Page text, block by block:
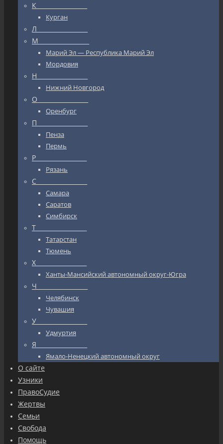
К_________________
Курган
Л_________________
М_________________
Марий Эл — Республика Марий Эл
Мордовия
Н_________________
Нижний Новгород
О_________________
Оренбург
П_________________
Пенза
Пермь
Р_________________
Рязань
С_________________
Самара
Саратов
Симбирск
Т_________________
Татарстан
Тюмень
Х_________________
Ханты-Мансийский автономный округ-Югра
Ч_________________
Челябинск
Чувашия
У_________________
Удмуртия
Я_________________
Ямало-Ненецкий автономный округ
О сайте
Узники
ПравоСудие
Жертвы
Семьи
Свобода
Помощь